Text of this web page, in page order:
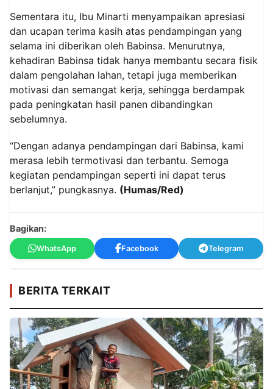
Sementara itu, Ibu Minarti menyampaikan apresiasi
dan ucapan terima kasih atas pendampingan yang
selama ini diberikan oleh Babinsa. Menurutnya,
kehadiran Babinsa tidak hanya membantu secara fisik
dalam pengolahan lahan, tetapi juga memberikan
motivasi dan semangat kerja, sehingga berdampak
pada peningkatan hasil panen dibandingkan
sebelumnya.
“Dengan adanya pendampingan dari Babinsa, kami
merasa lebih termotivasi dan terbantu. Semoga
kegiatan pendampingan seperti ini dapat terus
berlanjut,” pungkasnya. (Humas/Red)
Bagikan:
WhatsApp Facebook Telegram
BERITA TERKAIT